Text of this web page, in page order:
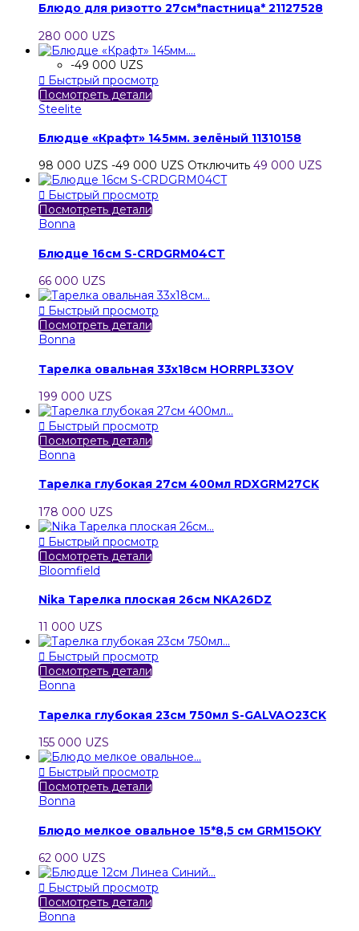
Блюдо для ризотто 27см*пастница* 21127528
280 000 UZS
-49 000 UZS
 Быстрый просмотр
Посмотреть детали
Steelite
Блюдце «Крафт» 145мм. зелёный 11310158
98 000 UZS -49 000 UZS Отключить 49 000 UZS
 Быстрый просмотр
Посмотреть детали
Bonna
Блюдце 16см S-CRDGRM04CT
66 000 UZS
 Быстрый просмотр
Посмотреть детали
Bonna
Тарелка овальная 33х18см HORRPL33OV
199 000 UZS
 Быстрый просмотр
Посмотреть детали
Bonna
Тарелка глубокая 27см 400мл RDXGRM27CK
178 000 UZS
 Быстрый просмотр
Посмотреть детали
Bloomfield
Nika Тарелка плоская 26см NKA26DZ
11 000 UZS
 Быстрый просмотр
Посмотреть детали
Bonna
Тарелка глубокая 23см 750мл S-GALVAO23CK
155 000 UZS
 Быстрый просмотр
Посмотреть детали
Bonna
Блюдо мелкое овальное 15*8,5 см GRM15OKY
62 000 UZS
 Быстрый просмотр
Посмотреть детали
Bonna